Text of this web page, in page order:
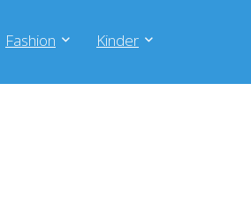
Fashion Kinder